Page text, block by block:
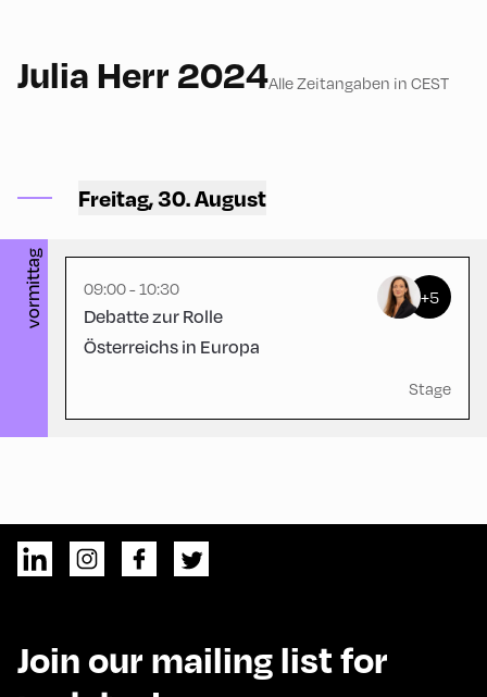
Julia Herr 2024Alle Zeitangaben in CEST
Freitag, 30. August
vormittag
Saal
09:00 - 10:30
Debatte zur Rolle
Österreichs in Europa
+5
Stage
Join our mailing list for